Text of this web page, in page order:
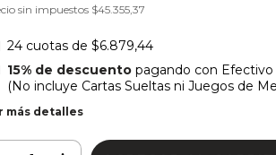
sin impuestos $45.355,37
24 cuotas de $6.879,44
15% de descuentopagando con Efectivo
(No incluye Cartas Sueltas ni Juegos de
más detalles